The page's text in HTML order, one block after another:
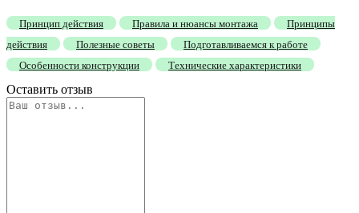
Принцип действия Правила и нюансы монтажа
Принципы
действия
Полезные советы
Подготавливаемся к работе
Особенности конструкции
Технические характеристики
Оставить отзыв